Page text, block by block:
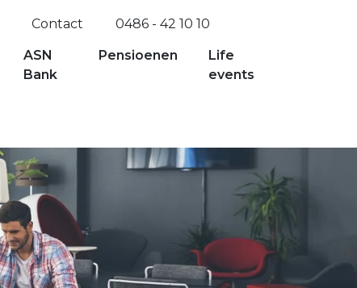
Contact 0486 - 42 10 10
ASN
Bank
Pensioenen
Life
events